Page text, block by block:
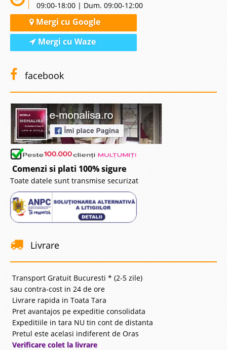
09:00-18:00 | Dum. 09:00-12:00
Mergi cu Google
Mergi cu Waze
facebook
Comenzi si plati 100% sigure
Toate datele sunt transmise securizat
Livrare
Transport Gratuit Bucuresti * (2-5 zile)
sau contra-cost in 24 de ore
Livrare rapida in Toata Tara
Pret avantajos pe expeditie consolidata
Expeditiile in tara NU tin cont de distanta
Pretul este acelasi indiferent de Oras
Verificare colet la livrare